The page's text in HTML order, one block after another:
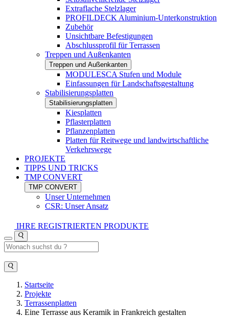
Extraflache Stelzlager
PROFILDECK Aluminium-Unterkonstruktion
Zubehör
Unsichtbare Befestigungen
Abschlussprofil für Terrassen
Treppen und Außenkanten
Treppen und Außenkanten
MODULESCA Stufen und Module
Einfassungen für Landschaftsgestaltung
Stabilisierungsplatten
Stabilisierungsplatten
Kiesplatten
Pflasterplatten
Pflanzenplatten
Platten für Reitwege und landwirtschaftliche
Verkehrswege
PROJEKTE
TIPPS UND TRICKS
TMP CONVERT
TMP CONVERT
Unser Unternehmen
CSR: Unser Ansatz
IHRE REGISTRIERTEN PRODUKTE
Startseite
Projekte
Terrassenplatten
Eine Terrasse aus Keramik in Frankreich gestalten